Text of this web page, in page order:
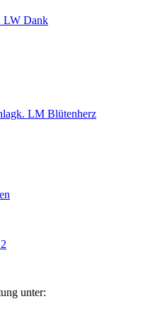
LW Dank
LM Blütenherz
unter: